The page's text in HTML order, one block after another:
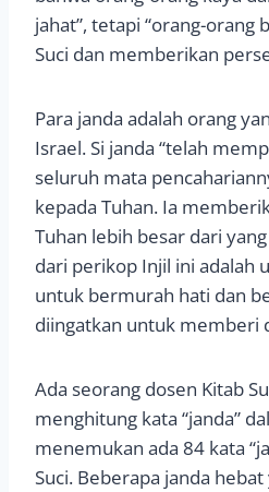
jahat”, tetapi “orang-orang
Suci dan memberikan
Para janda adalah orang
Israel. Si janda “telah
seluruh mata
kepada Tuhan. Ia
Tuhan lebih besar dari
dari perikop Injil ini adalah
untuk bermurah hati dan
diingatkan untuk memberi
Ada seorang dosen Kitab
menghitung kata “janda”
menemukan ada 84 kata
Suci. Beberapa janda